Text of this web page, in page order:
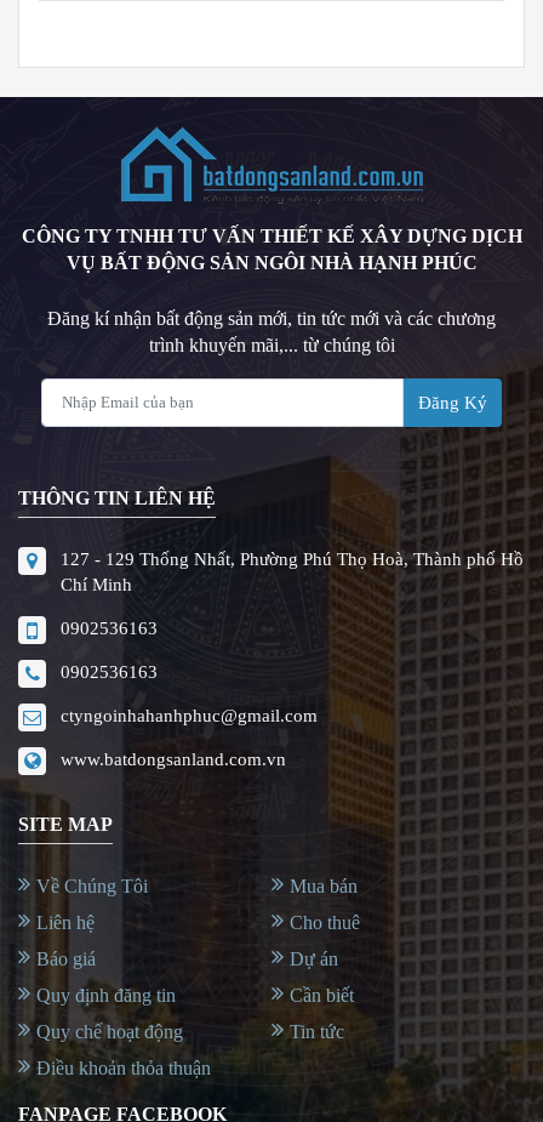
CÔNG TY TNHH TƯ VẤN THIẾT KẾ XÂY DỰNG DỊCH
VỤ BẤT ĐỘNG SẢN NGÔI NHÀ HẠNH PHÚC
Đăng kí nhận bất động sản mới, tin tức mới và các chương
trình khuyến mãi,... từ chúng tôi
Đăng Ký
THÔNG TIN LIÊN HỆ
127 - 129 Thống Nhất, Phường Phú Thọ Hoà, Thành phố Hồ
Chí Minh
0902536163
0902536163
ctyngoinhahanhphuc@gmail.com
www.batdongsanland.com.vn
SITE MAP
Về Chúng Tôi
Liên hệ
Báo giá
Quy định đăng tin
Quy chế hoạt động
Điều khoản thỏa thuận
Mua bán
Cho thuê
Dự án
Cần biết
Tin tức
FANPAGE FACEBOOK